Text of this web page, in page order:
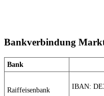
Bankverbindung
Bank
Raiffeisenbank
IBAN: